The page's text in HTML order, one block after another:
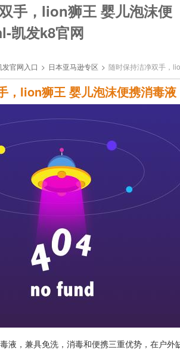
手，lion狮王 婴儿泡沫便
凯发k8官网
官网入口 > 日本亚马逊专区 > 随时保持洁净双手，
，lion狮王 婴儿泡沫便携消毒
液，兼具免洗，消毒和便携三重优势，在户